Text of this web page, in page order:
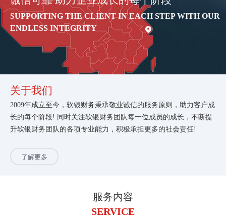
SUPPORTING THE CLIENT IN EACH STEP WITH OUR
ENDLESS INTEGRITY
关于我们
2009年成立至今，软银财务秉承敬业诚信的服务原则，助力客户成
长的每个阶段! 同时关注软银财务团队每一位成员的成长，不断提
升软银财务团队的各项专业能力，积极承担更多的社会责任!
了解更多
服务内容
SERVICE